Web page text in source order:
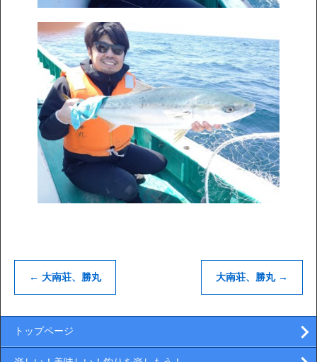
← 大南荘、勝丸 大南荘、勝丸 →
トップページ